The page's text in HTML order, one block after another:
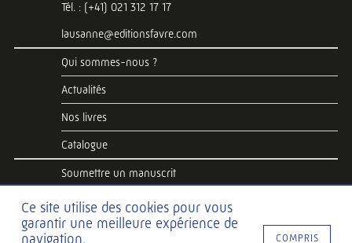
Tél. : (+41) 021 312 17 17
lausanne@editionsfavre.com
Qui sommes-nous ?
Actualités
Nos livres
Catalogue
Soumettre un manuscrit
Foreign rights
CGV / mentions légales
Ce site utilise des cookies pour vous
garantir une meilleure expérience de
navigation.
COMPRIS